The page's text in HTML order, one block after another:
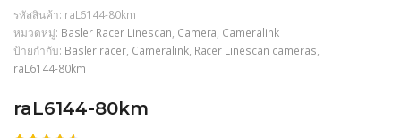
รหัสสินค้า: raL6144-80km
หมวดหมู่: Basler Racer Linescan Camera Cameralink
ป้ายกำกับ: Basler racer Cameralink, Racer Linescan cameras
raL6144-80km
raL6144-80km